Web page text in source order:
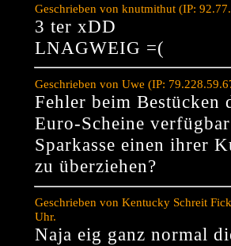
Geschrieben von knutmithut (IP:
3 ter xDD
LNAGWEIG =(
Geschrieben von Uwe (IP:
Fehler beim Bestücken
Euro-Scheine
Sparkasse einen ihrer
zu überziehen?
Geschrieben von Kentucky Schreit
Uhr.
Naja eig ganz normal